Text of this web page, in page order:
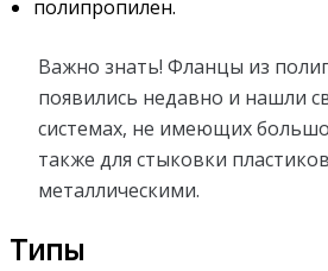
полипропилен.
Важно знать! Фланцы из
появились недавно и нашли
системах, не имеющих
также для стыковки
металлическими.
Типы